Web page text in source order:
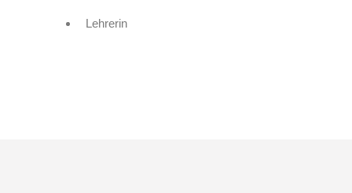
Lehrerin